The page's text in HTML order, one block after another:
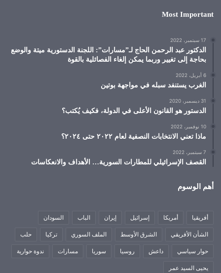
Most Important
17 سبتمبر، 2022
الدكتور عبد الرحمن الحاج لـ”مسارات”: اللجنة الدستورية ميتة والوضع
بحاجة إلى تغيير وربما يمكن إلغاء الفصائلية بالقوة
6 أبريل، 2022
الغرب يستنفد سبله في مواجهة بوتين
31 ديسمبر، 2020
الدستور هو القانون الأعلى في الدولة، فكيف يُكتب؟
10 نوفمبر، 2022
ماذا تعني الانتخابات النصفية لعام ٢٠٢٢ حتى ٢٠٢٤؟
7 سبتمبر، 2022
القصف الإسرائيلي للمطارات السورية… الأهداف والانعكاسات
أهم الوسوم
أفريقيا أمريكا إسرائيل إيران الباب السودان
الشأن الأفريقي الشرق الأوسط الملف السوري تركيا حلب
حوار سياسي داعش روسيا سوريا مسارات ندوة حوارية
يحيى السيد عمر